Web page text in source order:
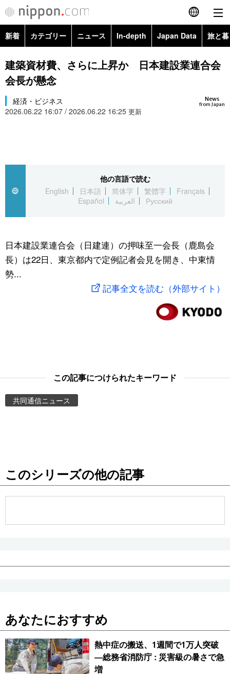
English
简体字
Русский
カテゴリー
国際
社会
文化
科学・技術
アーカイブ
Japan Data
旅と暮らし
動画/Live
Books
People
公式SNS
新着 カテゴリー ニュース In-depth Japan Data 旅と
政治・外交
経済・ビジネス
国際・海外
文化
科学・技術
暮らし
スポーツ・東京2020
Topics
建築資材費、さらに上昇か 日本建設業連合会
会長が懸念
News
from Japan
経済・ビジネス
2026.06.22 16:07 / 2026.06.22 16:25 更新
他の言語で読む
English
日本語 简体字 繁體字
Français
Español
العربية Русский
日本建設業連合会（日建連）の押味至一会長（鹿島会
長）は22日、東京都内で定例記者会見を開き、中東情
勢...
記事全文を読む（外部サイト）
この記事につけられたキーワード
共同通信ニュース
このシリーズの他の記事
あなたにおすすめ
熱中症の搬送、1週間で1万人突破
―総務省消防庁 : 災害級の暑さで急
増